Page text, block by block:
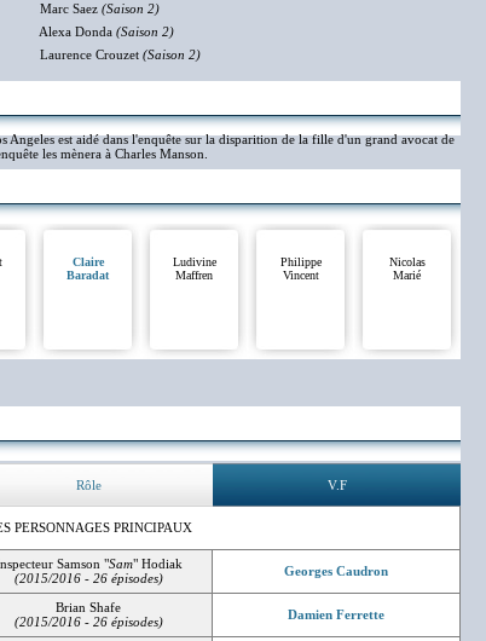
Saez (Saison 2)
Donda (Saison 2)
Crouzet (Saison 2)
Angeles est aidé dans l'enquête sur la disparition de la fille d'un grand avocat de
les mènera à Charles Manson.
Claire
Baradat
Ludivine
Maffren
Philippe
Vincent
Nicolas
Marié
Rôle V.F
PERSONNAGES PRINCIPAUX
Samson "Sam" Hodiak
(2015/2016 - 26 épisodes)
Georges Caudron
Brian Shafe
(2015/2016 - 26 épisodes)
Damien Ferrette